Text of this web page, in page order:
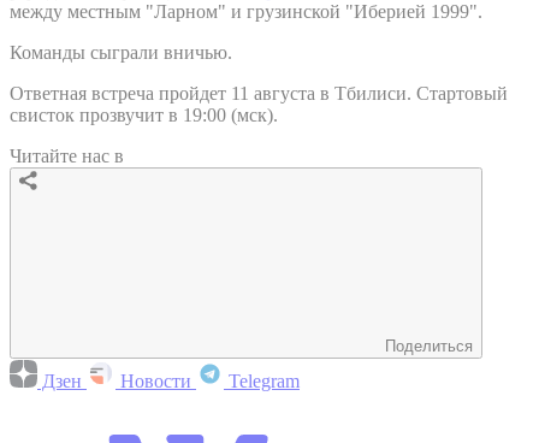
между местным "Ларном" и грузинской "Иберией 1999".
Команды сыграли вничью.
Ответная встреча пройдет 11 августа в Тбилиси. Стартовый
свисток прозвучит в 19:00 (мск).
Читайте нас в
Поделиться
Дзен Новости Telegram